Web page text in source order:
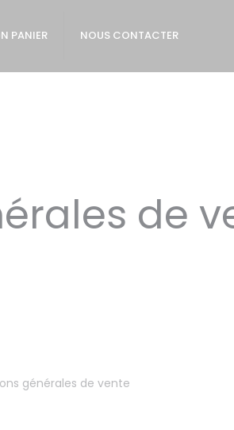
PANIER NOUS CONTACTER
de
générales de vente